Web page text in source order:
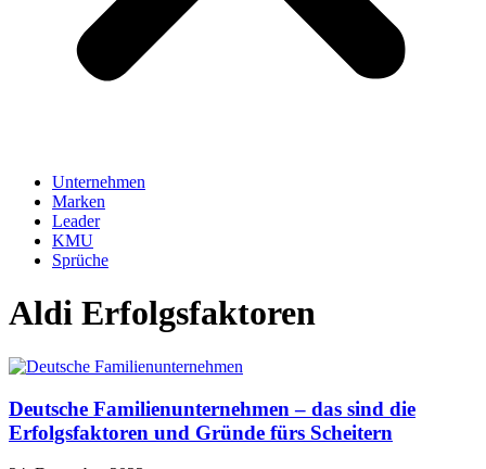
Unternehmen
Marken
Leader
KMU
Sprüche
Aldi Erfolgsfaktoren
Deutsche Familienunternehmen – das sind die
Erfolgsfaktoren und Gründe fürs Scheitern